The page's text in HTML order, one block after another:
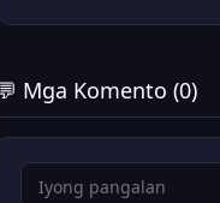
Mga Komento (0)